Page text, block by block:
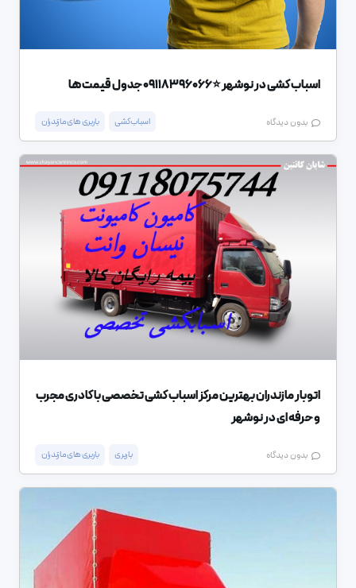
اسباب کشی در نوشهر ⭐️09118396066 جدول قیمت ها
بدون دیدگاه اسباب کشی باربری های مازندران
اتوبار مازندران بهترین مرکز اسباب کشی تخصصی با کادری مجرب
و حرفه ای در نوشهر
بدون دیدگاه باربری باربری های مازندران